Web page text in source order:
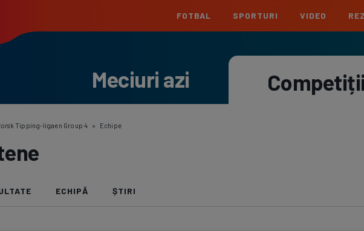
FOTBAL
Clasament
Liga 2
Echipe
SPORTURI VIDEO
Meciuri azi Competiții
Tipping-ligaen Group 4 » Echipe
ECHIPĂ ȘTIRI